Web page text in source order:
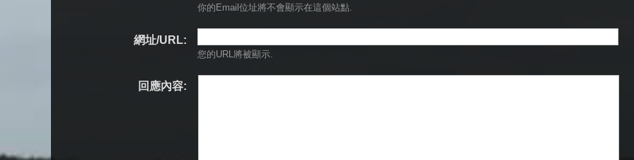
你的Email位址將不會顯示在這個站點.
網址/URL:
您的URL將被顯示.
回應內容: